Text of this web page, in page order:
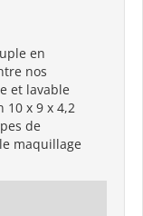
en
nos
et lavable
x 9 x 4,2
de
maquillage